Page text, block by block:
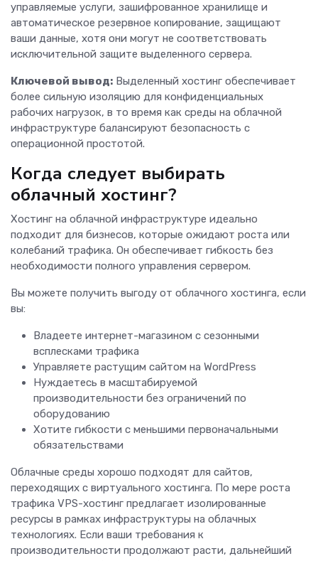
управляемые услуги, зашифрованное хранилище и
автоматическое резервное копирование, защищают
ваши данные, хотя они могут не соответствовать
исключительной защите выделенного сервера.
Ключевой вывод: Выделенный хостинг обеспечивает
более сильную изоляцию для конфиденциальных
рабочих нагрузок, в то время как среды на облачной
инфраструктуре балансируют безопасность с
операционной простотой.
Когда следует выбирать
облачный хостинг?
Хостинг на облачной инфраструктуре идеально
подходит для бизнесов, которые ожидают роста или
колебаний трафика. Он обеспечивает гибкость без
необходимости полного управления сервером.
Вы можете получить выгоду от облачного хостинга, если
вы:
Владеете интернет-магазином с сезонными
всплесками трафика
Управляете растущим сайтом на WordPress
Нуждаетесь в масштабируемой
производительности без ограничений по
оборудованию
Хотите гибкости с меньшими первоначальными
обязательствами
Облачные среды хорошо подходят для сайтов,
переходящих с виртуального хостинга. По мере роста
трафика VPS-хостинг предлагает изолированные
ресурсы в рамках инфраструктуры на облачных
технологиях. Если ваши требования к
производительности продолжают расти, дальнейший